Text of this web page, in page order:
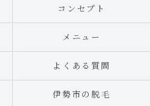
コンセプト
メニュー
よくある質問
伊勢市の脱毛